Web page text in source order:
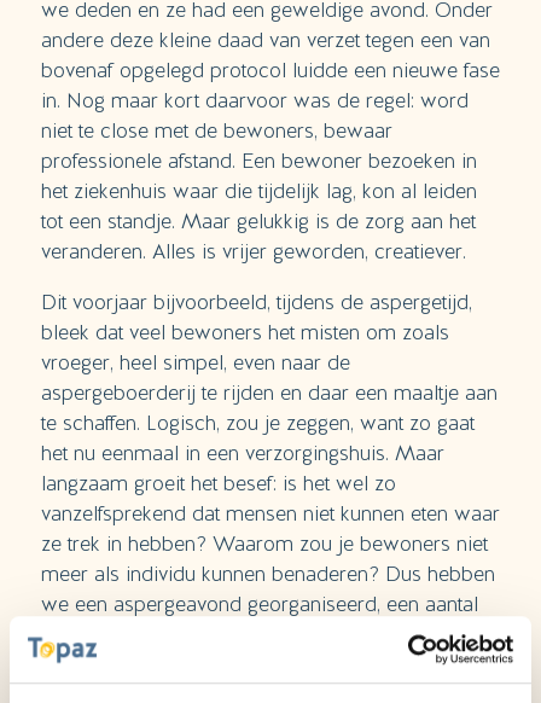
we deden en ze had een geweldige avond. Onder
andere deze kleine daad van verzet tegen een van
bovenaf opgelegd protocol luidde een nieuwe fase
in. Nog maar kort daarvoor was de regel: word
niet te close met de bewoners, bewaar
professionele afstand. Een bewoner bezoeken in
het ziekenhuis waar die tijdelijk lag, kon al leiden
tot een standje. Maar gelukkig is de zorg aan het
veranderen. Alles is vrijer geworden, creatiever.
Dit voorjaar bijvoorbeeld, tijdens de aspergetijd,
bleek dat veel bewoners het misten om zoals
vroeger, heel simpel, even naar de
aspergeboerderij te rijden en daar een maaltje aan
te schaffen. Logisch, zou je zeggen, want zo gaat
het nu eenmaal in een verzorgingshuis. Maar
langzaam groeit het besef: is het wel zo
vanzelfsprekend dat mensen niet kunnen eten waar
ze trek in hebben? Waarom zou je bewoners niet
meer als individu kunnen benaderen? Dus hebben
we een aspergeavond georganiseerd, een aantal
bewoners is meegegaan naar de boerderij om ze
te kopen. We hebben de keuken bezet en zelf alle